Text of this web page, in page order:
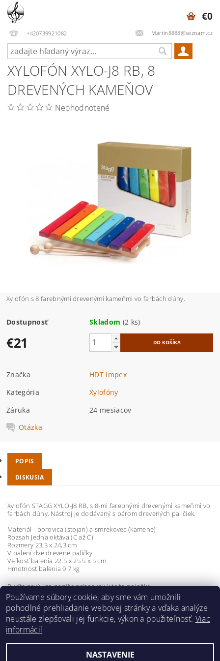
+420739921082 Martin8888@seznam.cz
€0
XYLOFÓN XYLO-J8 RB, 8
DREVENÝCH KAMEŇOV
Neohodnotené
Xylofón s 8 farebnými drevenými kameňmi vo farbách dúhy.
Dostupnosť Skladom (2 ks)
€21
Značka
HDT impex
Kategória
Xylofóny
Záruka
24 mesiacov
Otázka
POPIS
DISKUSIA
Xylofón STAGG XYLO-J8 RB, s 8-mi farebnými drevenými kameňmi vo
farbách dúhy. Nástroj je dodávaný s párom drevených paličiek.
Materiál - borovica (stojan) a smrekovec (kamene)
Rozsah Jedna oktáva (C až C)
Rozmery 23,3 x 24,3 cm
V balení dve drevené paličky
Veľkosť balenia 22.5 x 25.5 x 5 cm
Hmotnosť balenia 0.7 kg
Buďte prvý, kto napíše príspevok k tejto položke.
Pridať komentár
Používame súbory cookie, aby sme vám umožnili
pohodlné prehliadanie webovej stránky a vďaka analýze
neustále zlepšovali jej funkcie, výkon a použiteľnosť. Viac
informácií
NASTAVENIE